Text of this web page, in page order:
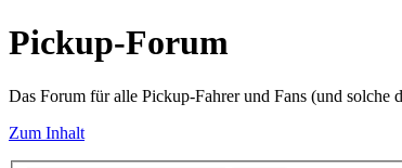
Pickup-Forum
Das Forum für alle Pickup-Fahrer und Fans (und solche
Zum Inhalt